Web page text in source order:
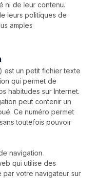
ni de leur contenu.
leurs politiques de
amples
est un petit fichier texte
qui permet de
habitudes sur Internet.
peut contenir un
Ce numéro permet
toutefois pouvoir
navigation.
qui utilise des
par votre navigateur sur